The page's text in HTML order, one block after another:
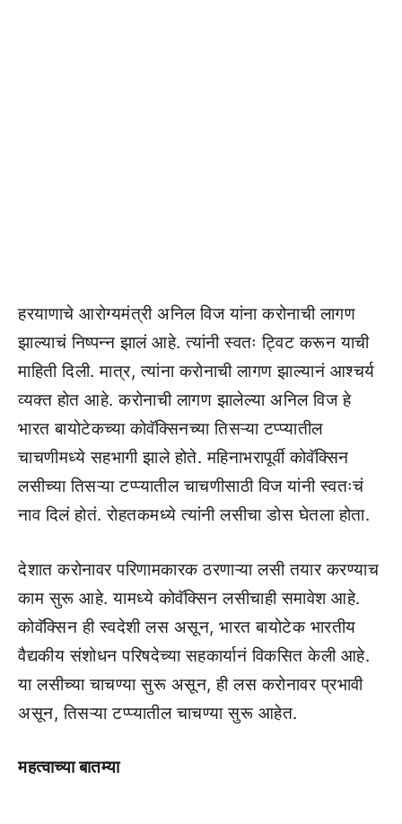
हरयाणाचे आरोग्यमंत्री अनिल विज यांना करोनाची लागण
झाल्याचं निष्पन्न झालं आहे. त्यांनी स्वतः ट्विट करून याची
माहिती दिली. मात्र, त्यांना करोनाची लागण झाल्यानं आश्चर्य
व्यक्त होत आहे. करोनाची लागण झालेल्या अनिल विज हे
भारत बायोटेकच्या कोवॅक्सिनच्या तिसऱ्या टप्प्यातील
चाचणीमध्ये सहभागी झाले होते. महिनाभरापूर्वी कोवॅक्सिन
लसीच्या तिसऱ्या टप्प्यातील चाचणीसाठी विज यांनी स्वतःचं
नाव दिलं होतं. रोहतकमध्ये त्यांनी लसीचा डोस घेतला होता.
देशात करोनावर परिणामकारक ठरणाऱ्या लसी तयार करण्याच
काम सुरू आहे. यामध्ये कोवॅक्सिन लसीचाही समावेश आहे.
कोवॅक्सिन ही स्वदेशी लस असून, भारत बायोटेक भारतीय
वैद्यकीय संशोधन परिषदेच्या सहकार्यानं विकसित केली आहे.
या लसीच्या चाचण्या सुरू असून, ही लस करोनावर प्रभावी
असून, तिसऱ्या टप्प्यातील चाचण्या सुरू आहेत.
महत्वाच्या बातम्या